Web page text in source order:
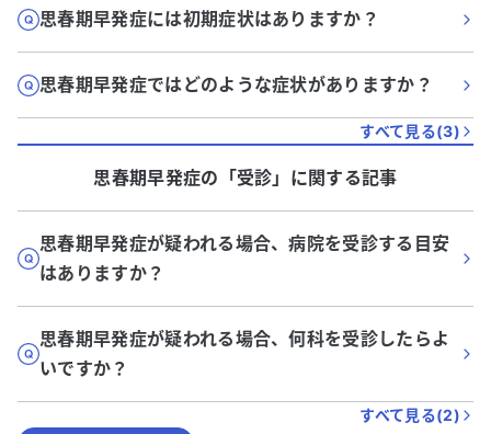
思春期早発症には初期症状はありますか？
思春期早発症ではどのような症状がありますか？
すべて見る(3)
思春期早発症の「受診」に関する記事
思春期早発症が疑われる場合、病院を受診する目安
はありますか？
思春期早発症が疑われる場合、何科を受診したらよ
いですか？
すべて見る(2)